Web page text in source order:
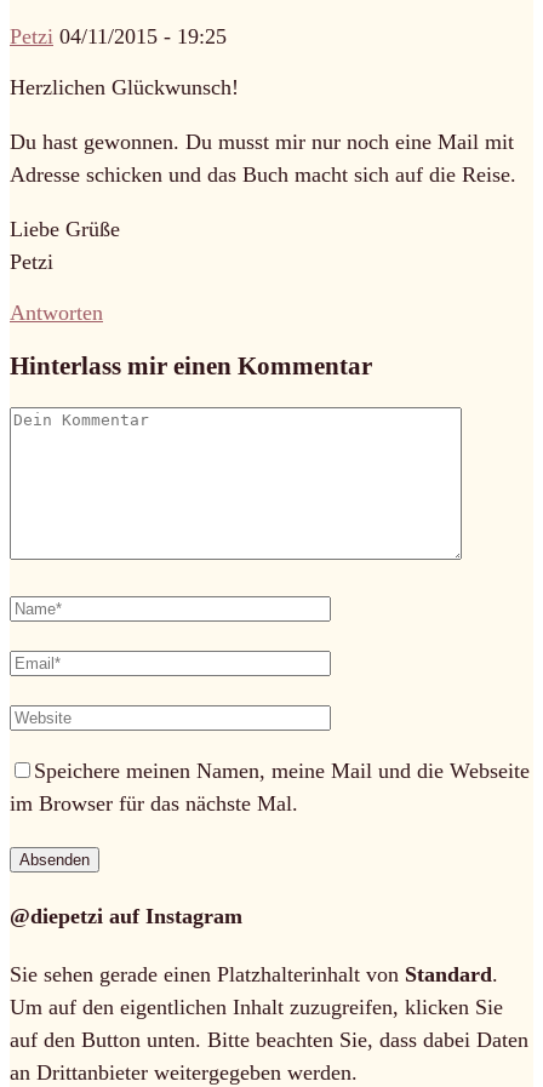
Petzi 04/11/2015 - 19:25
Herzlichen Glückwunsch!
Du hast gewonnen. Du musst mir nur noch eine Mail mit
Adresse schicken und das Buch macht sich auf die Reise.
Liebe Grüße
Petzi
Antworten
Hinterlass mir einen Kommentar
Speichere meinen Namen, meine Mail und die Webseite
im Browser für das nächste Mal.
@diepetzi auf Instagram
Sie sehen gerade einen Platzhalterinhalt von Standard.
Um auf den eigentlichen Inhalt zuzugreifen, klicken Sie
auf den Button unten. Bitte beachten Sie, dass dabei Daten
an Drittanbieter weitergegeben werden.